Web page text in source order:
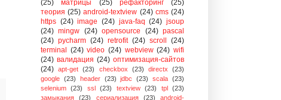
(25)
матрицы (25) рефакторинг
(25)
теория (25) android-textview (24) cms (24)
https (24) image (24) java-faq (24) jsoup
(24) mingw (24) opensource (24) pascal
(24) pycharm (24) retrofit (24) scroll (24)
terminal (24) video (24) webview (24) wifi
(24) валидация (24) оптимизация-сайтов
(24) apt-get (23) checkbox (23) directx
(23)
google (23) header (23) jdbc (23) scala (23)
selenium
(23) ssl (23) textview (23) tpl
(23)
замыкания
(23) сериализация (23)
android-